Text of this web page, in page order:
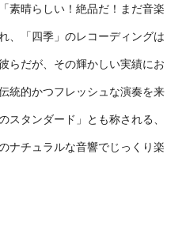
素晴らしい！絶品だ！まだ音楽
、「四季」のレコーディングは
らだが、その輝かしい実績にお
統的かつフレッシュな演奏を来
スタンダード」とも称される、
ナチュラルな音響でじっくり楽